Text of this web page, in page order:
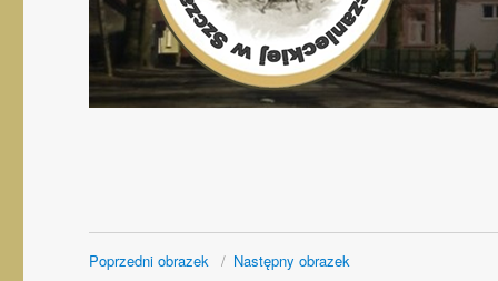
Poprzedni obrazek Następny obrazek